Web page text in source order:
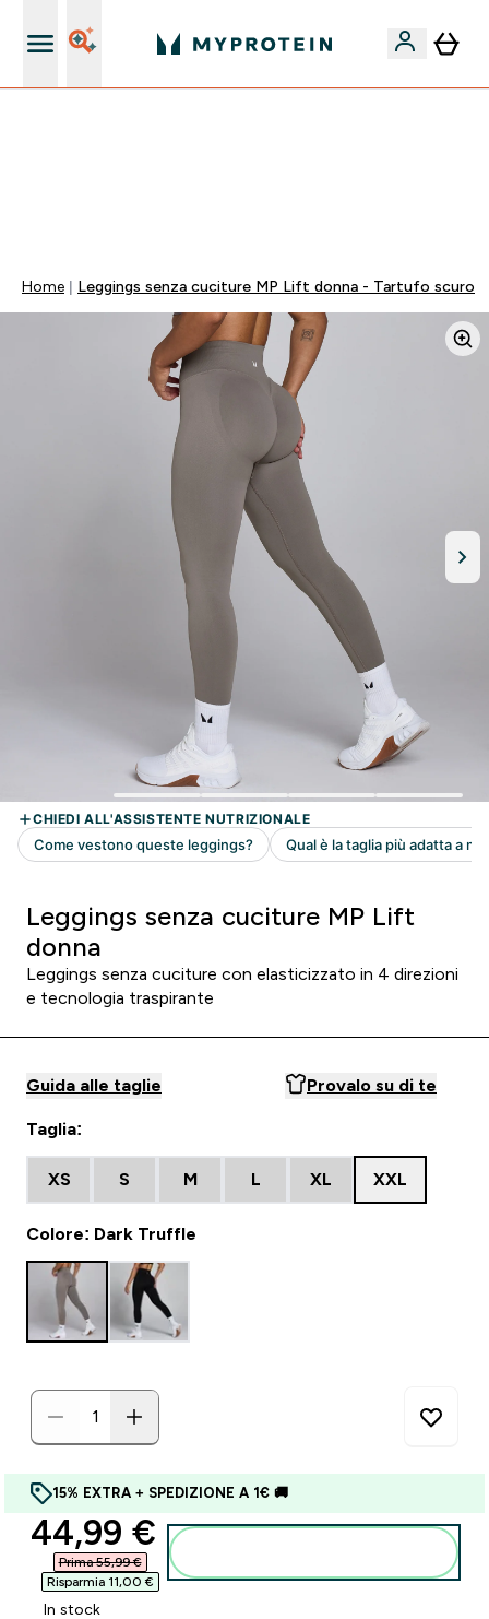
Home Leggings senza cuciture MP Lift donna - Tartufo scuro
Leggings senza cuciture MP Lift
donna
Leggings senza cuciture con elasticizzato in 4 direzioni
e tecnologia traspirante
Guida alle taglie Provalo su di te
Taglia:
XS S M L XL XXL
Colore: Dark Truffle
15% EXTRA + SPEDIZIONE A 1€ 🚚
discounted price
44,99 €‎
Prima 55,99 €‎
Risparmia 11,00 €‎
In stock